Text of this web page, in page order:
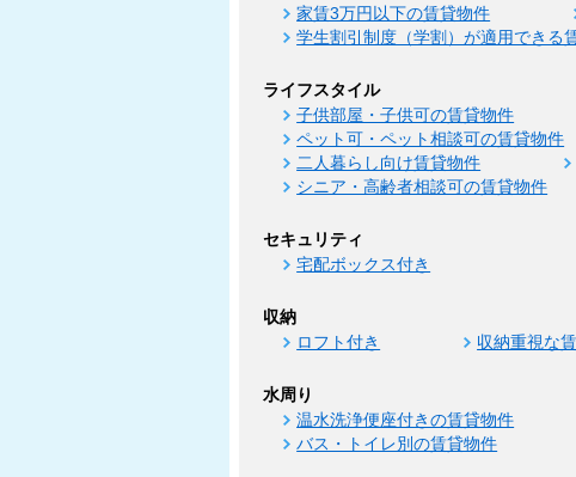
家賃3万円以下の賃貸物件
学生割引制度（学割）が適用できる
ライフスタイル
子供部屋・子供可の賃貸物件
ペット可・ペット相談可の賃貸物件
二人暮らし向け賃貸物件
シニア・高齢者相談可の賃貸物件
セキュリティ
宅配ボックス付き
収納
ロフト付き 収納重視な
水周り
温水洗浄便座付きの賃貸物件
バス・トイレ別の賃貸物件